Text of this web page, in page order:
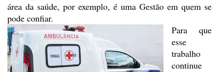
área da saúde, por exemplo, é uma Gestão em quem se
pode confiar.
Para que
esse
trabalho
continue